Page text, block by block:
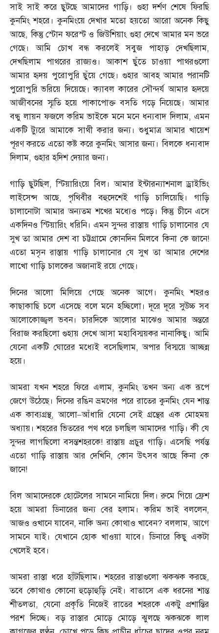
সাই সাই করে ছুটছে আমাদের গাড়ি। গুহা দর্শণ শেষে ফিরছি
কুনমিং শহরে। কুনমিংয়ে দেখার মতো হয়তো আরো অনেক কিছু
আছে,কিন্তু স্টোন ফরেস্ট ও জিউশিয়াং গুহা দেখে আমার মন ভরে
গেছে। আমি চোখ বন্ধ করলেই সবুজ পাহাড় দেখছিলাম,
দেখছিলাম পাথরের রাজ্যও। আকাশ ছুঁতে চাওয়া পাথরগুলো
আমার হৃদয় পুরোপুরি ছুঁয়ে গেছে। গুহার আবহ আমার পরানটি
পুরোপুরি ভরিয়ে দিয়েছে। ক্যাবল কারের সৌন্দর্য আমার হৃদয়ে
আজীবনের স্মৃতি হয়ে পাকাপোক্ত বসতি গড়ে নিয়েছে। আমার
বন্ধু লায়ন ফজলে করিম ভাইকে মনে মনে ধন্যবাদ দিলাম,এমন
একটি ট্যুরে আমাকে সাথী করার জন্য। শুধুমাত্র আমার খায়েশ
পূরণ করতে এতো কষ্ট করে কুনমিং আসার জন্য। বিলকে ধন্যবাদ
দিলাম, গুহার হদিশ দেয়ার জন্য।
গাড়ি ছুটছিল,স্টিয়ারিংয়ে বিল। আমার ইন্টারন্যাশনাল ড্রাইভিং
লাইসেন্স আছে, পৃথিবীর বহুদেশেই গাড়ি চালিয়েছি। গাড়ি
চালানোটা আমার অন্যতম শখের মধ্যেও পড়ে। কিন্তু চীনে এসে
একদিনও স্টিয়ারিং ধরিনি। এমন সুন্দর রাস্তায় গাড়ি চালানোর যে
সুখ তা আমার দেশ বা চট্টগ্রামে কোনদিন মিলবে কিনা কে জানে!
এতো মসৃন রাস্তায় গাড়ি চালানোর যে সুখ তা আমার দেশের
লাখো গাড়ি চালকের অজানাই রয়ে গেছে।
দিনের আলো মিলিয়ে গেছে অনেক আগে। কুনমিং শহরও
কাছাকাছি চলে এসেছে বলে মনে হচ্ছিলো। দূরে দূরে সুউচ্চ সব
আলোকোজ্জ্বল ভবন। চারদিকে আলোর মাঝেও আমার অন্তরে
বিরাজ করছিলো গুহায় দেখে আসা মহাবিস্ময়কর নানাকিছু। আমি
যেনো একটি ঘোরের মধ্যেই বসেছিলাম,অপার বিস্ময়ে আচ্ছন্ন
হয়ে।
আমরা যখন শহরে ফিরে এলাম,কুনমিং তখন অন্য এক রূপে
জেগে উঠেছে। দিনের রঙিন ভ্রমণের পরে রাতের কুনমিং যেন শান্ত
এক কাব্যগ্রন্থ,আলো–আঁধারি যেনো সেই গ্রন্থের এক মোহময়
অধ্যায়। শহরের ভিতরের পথ ধরে চলছিল আমাদের গাড়ি। কী যে
সুন্দর লাগছিলো বসন্তশহরকে!রাস্তায় প্রচুর গাড়ি। এসেছি পর্যন্ত
এতো গাড়ি রাস্তায় আর দেখিনি, কোন উৎসব আছে কিনা কে
জানে!
বিল আমাদেরকে হোটেলের সামনে নামিয়ে দিল। রুমে গিয়ে ফ্রেশ
হয়ে আমরা ডিনারের জন্য বের হলাম। করিম ভাই বললেন,
আজও ওখানে যাবেন,নাকি অন্য কোথাও খাবেন?বললাম,আগে
সামনে যাই। যেখানে হোক খাওয়া যাবে। ডিনারে কিছু একটা
খেলেই হবে।
আমরা রাস্তা ধরে হাঁটছিলাম। শহরের রাস্তাগুলো ঝকঝক করছে,
তবে কোথাও কোনো হুড়োহুড়ি নেই। বাতাসে এক ধরনের শান্ত
শীতলতা, যেনো প্রকৃতি নিজেই রাতের শহরকে একটু প্রশান্তির
পরশ দিচ্ছে। বড় রাস্তার মোড়ে মোড়ে ঝুলছে ঝকঝকে লাল